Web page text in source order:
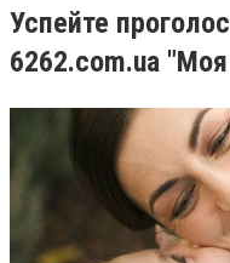
Успейте
6262.com.ua